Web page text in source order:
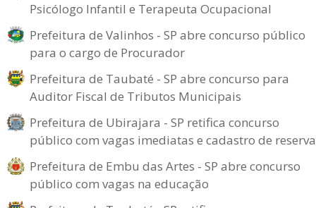
Psicólogo Infantil e Terapeuta Ocupacional
Prefeitura de Valinhos - SP abre concurso público
para o cargo de Procurador
Prefeitura de Taubaté - SP abre concurso para
Auditor Fiscal de Tributos Municipais
Prefeitura de Ubirajara - SP retifica concurso
público com vagas imediatas e cadastro de reserva
Prefeitura de Embu das Artes - SP abre concurso
público com vagas na educação